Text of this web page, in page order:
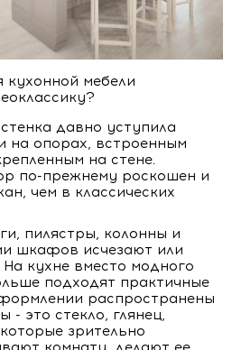
кухонной мебели
давно уступила
на опорах, встроенным
на стене.
по-прежнему роскошен и
чем в классических
пилястры, колонны и
шкафов исчезают или
кухне вместо модного
подходят практичные
распространены
это стекло, глянец,
зрительно